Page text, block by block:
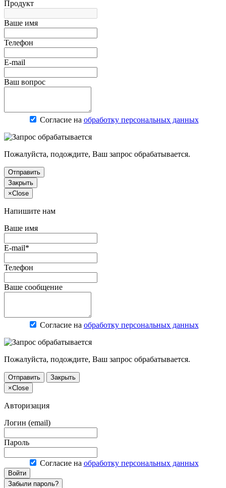
Продукт
Ваше имя
Телефон
E-mail
Ваш вопрос
Согласие на обработку персональных данных
Пожалуйста, подождите, Ваш запрос обрабатывается.
Отправить
Закрыть
×Close
Напишите нам
Ваше имя
E-mail*
Телефон
Ваше сообщение
Согласие на обработку персональных данных
Пожалуйста, подождите, Ваш запрос обрабатывается.
Отправить
Закрыть
×Close
Авторизация
Логин (email)
Пароль
Согласие на обработку персональных данных
Войти
Забыли пароль?